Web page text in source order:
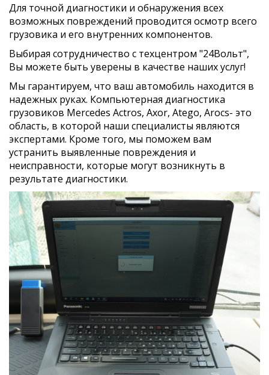
Для точной диагностики и обнаружения всех
возможных повреждений проводится осмотр всего
грузовика и его внутренних компонентов.
Выбирая сотрудничество с техцентром "24Вольт",
Вы можете быть уверены в качестве наших услуг!
Мы гарантируем, что ваш автомобиль находится в
надежных руках. Компьютерная диагностика
грузовиков Mercedes Actros, Axor, Atego, Arocs- это
область, в которой наши специалисты являются
экспертами. Кроме того, мы поможем вам
устранить выявленные повреждения и
неисправности, которые могут возникнуть в
результате диагностики.